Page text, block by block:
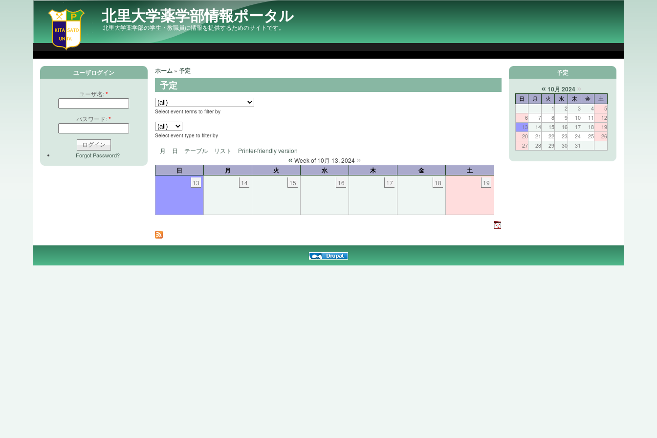
北里大学薬学部情報ポータル
北里大学薬学部の学生・教職員に情報を提供するためのサイトです。
ユーザログイン
ユーザ名:*
パスワード:*
Forgot Password?
ホーム »予定
予定
Select event terms to filter by
Select event type to filter by
月 日 テーブル リスト Printer-friendly version
« Week of 10月 13, 2024 »
日 月 火 水 木 金 土
13 14 15 16 17 18 19
予定
« 10月 2024 »
日 月 火 水 木 金
土
1
2 3 4
5
6
7 8 9 10 11
12
13
14 15 16 17 18
19
20
21 22 23 24 25
26
27
28 29 30 31